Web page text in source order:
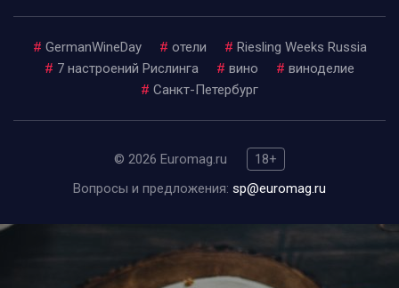
# GermanWineDay # отели # Riesling Weeks Russia
# 7 настроений Рислинга # вино # виноделие
# Санкт-Петербург
© 2026 Euromag.ru
18+
Вопросы и предложения: sp@euromag.ru